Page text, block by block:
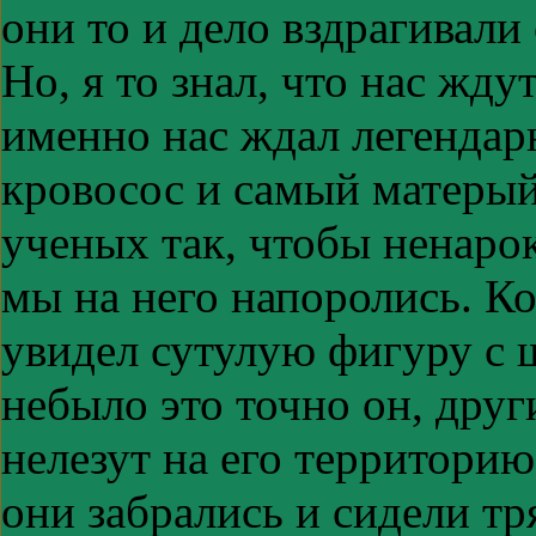
они то и дело
Но, я то знал, что нас
именно нас ждал
кровосос и самый
ученых так, чтобы
мы на него напоролись.
увидел сутулую фигуру
небыло это точно он,
нелезут на его
они забрались и сидели